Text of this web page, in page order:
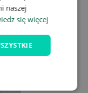
naszej
się więcej